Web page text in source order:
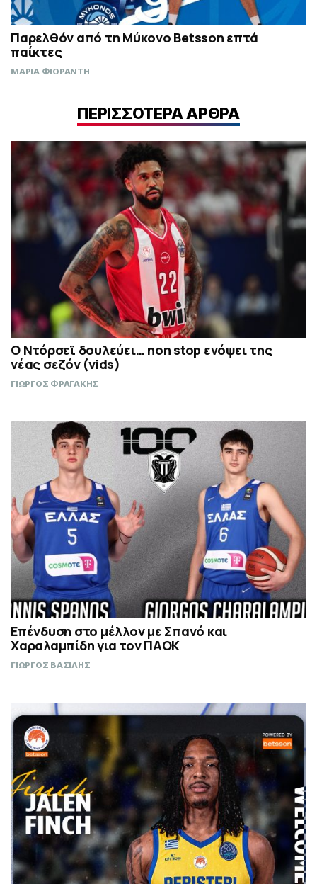
Παρελθόν από τη Μύκονο Betsson επτά
παίκτες
ΜΑΡΙΑ ΦΙΟΡΑΝΤΗ
ΠΕΡΙΣΣΟΤΕΡΑ ΑΡΘΡΑ
Ο Ντόρσεϊ δουλεύει… non stop ενόψει της
νέας σεζόν (vids)
ΓΙΩΡΓΟΣ ΦΡΑΓΑΚΗΣ
Επένδυση στο μέλλον με Σπανό και
Χαραλαμπίδη για τον ΠΑΟΚ
ΓΙΩΡΓΟΣ ΒΑΣΙΛΗΣ